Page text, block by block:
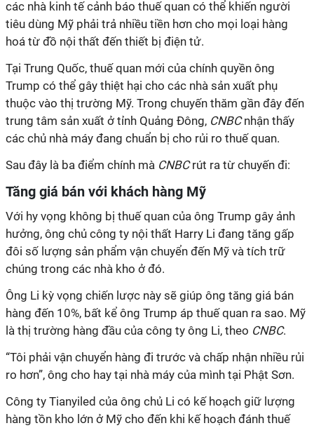
các nhà kinh tế cảnh báo thuế quan có thể khiến người
tiêu dùng Mỹ phải trả nhiều tiền hơn cho mọi loại hàng
hoá từ đồ nội thất đến thiết bị điện tử.
Tại Trung Quốc, thuế quan mới của chính quyền ông
Trump có thể gây thiệt hại cho các nhà sản xuất phụ
thuộc vào thị trường Mỹ. Trong chuyến thăm gần đây đến
trung tâm sản xuất ở tỉnh Quảng Đông, CNBCnhận thấy
các chủ nhà máy đang chuẩn bị cho rủi ro thuế quan.
Sau đây là ba điểm chính mà CNBCrút ra từ chuyến đi:
Tăng giá bán với khách hàng Mỹ
Với hy vọng không bị thuế quan của ông Trump gây ảnh
hưởng, ông chủ công ty nội thất Harry Li đang tăng gấp
đôi số lượng sản phẩm vận chuyển đến Mỹ và tích trữ
chúng trong các nhà kho ở đó.
Ông Li kỳ vọng chiến lược này sẽ giúp ông tăng giá bán
hàng đến 10%, bất kể ông Trump áp thuế quan ra sao. Mỹ
là thị trường hàng đầu của công ty ông Li, theo CNBC.
“Tôi phải vận chuyển hàng đi trước và chấp nhận nhiều rủi
ro hơn”, ông cho hay tại nhà máy của mình tại Phật Sơn.
Công ty Tianyiled của ông chủ Li có kế hoạch giữ lượng
hàng tồn kho lớn ở Mỹ cho đến khi kế hoạch đánh thuế